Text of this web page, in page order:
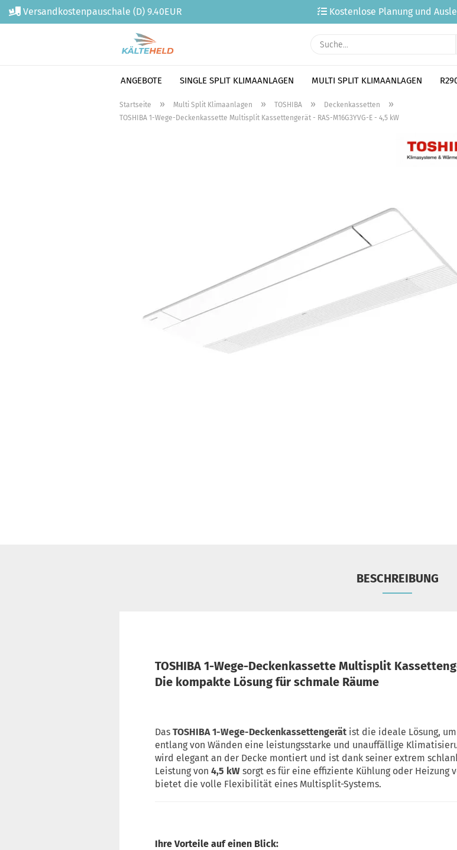
Versandkostenpauschale (D) 9.40EUR Kostenlose Planung und
ANGEBOTE SINGLE SPLIT KLIMAANLAGEN MULTI SPLIT KLIMAANLAGEN
Startseite » Multi Split Klimaanlagen » TOSHIBA » Deckenkassetten »
TOSHIBA 1-Wege-Deckenkassette Multisplit Kassettengerät - RAS-M16G3YVG-E - 4,5 kW
BESCHREIBUNG
TOSHIBA 1-Wege-Deckenkassette Multisplit
Die kompakte Lösung für schmale Räume
Das TOSHIBA 1-Wege-Deckenkassettengerät ist die ideale Lösung,
entlang von Wänden eine leistungsstarke und unauffällige
wird elegant an der Decke montiert und ist dank seiner extrem
Leistung von 4,5 kW sorgt es für eine effiziente Kühlung oder Heizung
bietet die volle Flexibilität eines Multisplit-Systems.
Ihre Vorteile auf einen Blick: